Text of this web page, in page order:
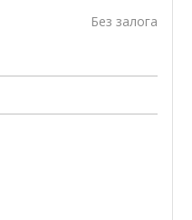
Без залога